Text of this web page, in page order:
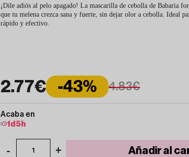
¡Dile adiós al pelo apagado! La mascarilla de cebolla de Babaria
que tu melena crezca sana y fuerte, sin dejar olor a cebolla. Ideal
rápido y efectivo.
2.77€ -43% 4.83€
Acaba en
1 d 5 h
- 1 + Añadir al